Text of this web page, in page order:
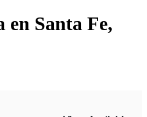
en Santa Fe,